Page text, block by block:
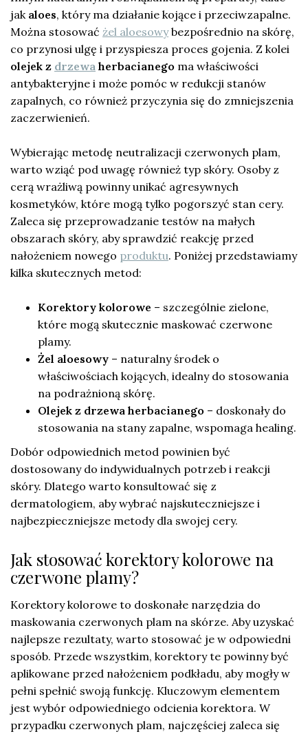
jak aloes, który ma działanie kojące i przeciwzapalne.
Można stosować żel aloesowybezpośrednio na skórę,
co przynosi ulgę i przyspiesza proces gojenia. Z kolei
olejek z drzewa herbacianego ma właściwości
antybakteryjne i może pomóc w redukcji stanów
zapalnych, co również przyczynia się do zmniejszenia
zaczerwienień.
Wybierając metodę neutralizacji czerwonych plam,
warto wziąć pod uwagę również typ skóry. Osoby z
cerą wrażliwą powinny unikać agresywnych
kosmetyków, które mogą tylko pogorszyć stan cery.
Zaleca się przeprowadzanie testów na małych
obszarach skóry, aby sprawdzić reakcję przed
nałożeniem nowego produktu. Poniżej przedstawiamy
kilka skutecznych metod:
Korektory kolorowe – szczególnie zielone,
które mogą skutecznie maskować czerwone
plamy.
Żel aloesowy – naturalny środek o
właściwościach kojących, idealny do stosowania
na podrażnioną skórę.
Olejek z drzewa herbacianego – doskonały do
stosowania na stany zapalne, wspomaga healing.
Dobór odpowiednich metod powinien być
dostosowany do indywidualnych potrzeb i reakcji
skóry. Dlatego warto konsultować się z
dermatologiem, aby wybrać najskuteczniejsze i
najbezpieczniejsze metody dla swojej cery.
Jak stosować korektory kolorowe na
czerwone plamy?
Korektory kolorowe to doskonałe narzędzia do
maskowania czerwonych plam na skórze. Aby uzyskać
najlepsze rezultaty, warto stosować je w odpowiedni
sposób. Przede wszystkim, korektory te powinny być
aplikowane przed nałożeniem podkładu, aby mogły w
pełni spełnić swoją funkcję. Kluczowym elementem
jest wybór odpowiedniego odcienia korektora. W
przypadku czerwonych plam, najczęściej zaleca się